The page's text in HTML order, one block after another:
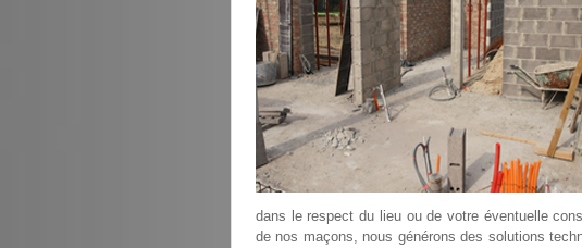
dans le respect du lieu ou de votre éventuelle
de nos maçons, nous générons des solutions